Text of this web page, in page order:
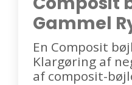
Gammel
En Composit
Klargøring af
af composit-